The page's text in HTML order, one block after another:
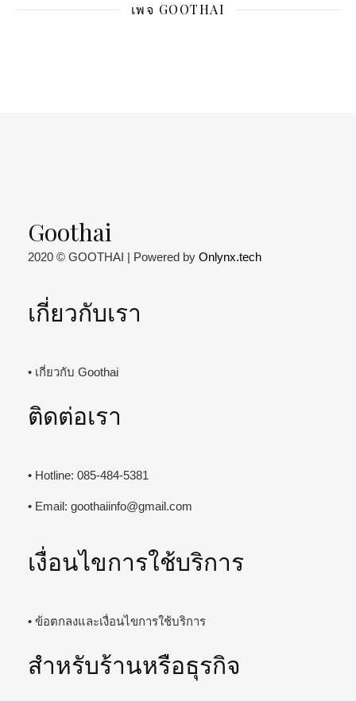
เพจ GOOTHAI
Goothai
2020 © GOOTHAI | Powered by Onlynx.tech
เกี่ยวกับเรา
• เกี่ยวกับ Goothai
ติดต่อเรา
• Hotline: 085-484-5381
• Email: goothaiinfo@gmail.com
เงื่อนไขการใช้บริการ
• ข้อตกลงและเงื่อนไขการใช้บริการ
สำหรับร้านหรือธุรกิจ